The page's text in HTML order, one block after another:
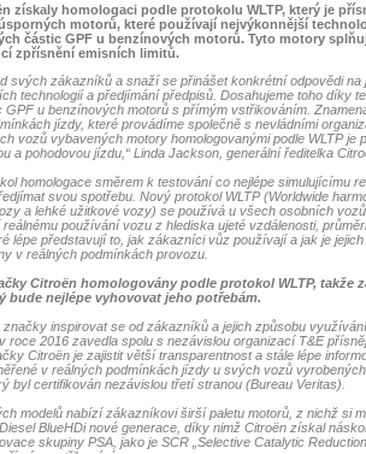
získaly homologaci podle protokolu WLTP, který je
motorů, které používají nejvýkonnější
částic GPF u benzínových motorů. Tyto motory
zpřísnění emisních limitů.
svých zákazníků a snaží se přinášet konkrétní odpovědi
technologií a předjímání předpisů. Dosahujeme toho díky
GPF u benzínových motorů s přímým vstřikováním.
jízdy, které provádíme společně s nevládními
vozů vybavených motory homologovanými podle WLTP
a pohodovou jízdu,“ Linda Jackson, generální ředitelka
homologace směrem k testování co nejlépe simulujícímu
svou spotřebu. Nový protokol WLTP (Worldwide
a lehké užitkové vozy) se používá u všech osobních
používání vozu z hlediska ujeté vzdálenosti,
lépe představují to, jak zákazníci vůz používají a jak je
v reálných podmínkách provozu.
Citroën homologovány podle protokol WLTP, takže
bude nejlépe vyhovovat jeho potřebám.
inspirovat se od zákazníků a jejich způsobu
roce 2016 zavedla spolu s nezávislou organizací T&E
Citroën je zajistit větší transparentnost a stále lépe
v reálných podmínkách jízdy u svých vozů
byl certifikován nezávislou třetí stranou (Bureau Veritas).
modelů nabízí zákazníkovi širší paletu motorů, z nichž si
BlueHDi nové generace, díky nimž Citroën získal
skupiny PSA, jako je SCR „Selective Catalytic